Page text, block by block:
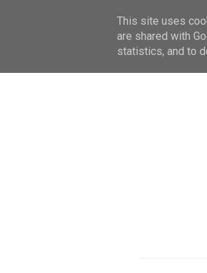
This site uses
are shared with
statistics, and to